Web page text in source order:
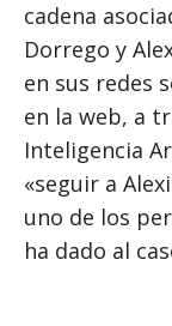
cadena
Dorrego y
en sus redes
en la web, a
Inteligencia
«seguir a
uno de los
ha dado al